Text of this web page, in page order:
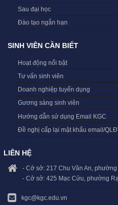
Sau đại học
Đào tạo ngắn hạn
SINH VIÊN CẦN BIẾT
Hoạt động nổi bật
Tư vấn sinh viên
Doanh nghiệp tuyển dụng
Gương sáng sinh viên
Hướng dẫn sử dụng Email KGC
Đề nghị cấp lại mật khẩu email/
LIÊN HỆ
- Cở sở: 217 Chu Văn An,
- Cở sở: 425 Mạc Cửu, phường
kgc@kgc.edu.vn